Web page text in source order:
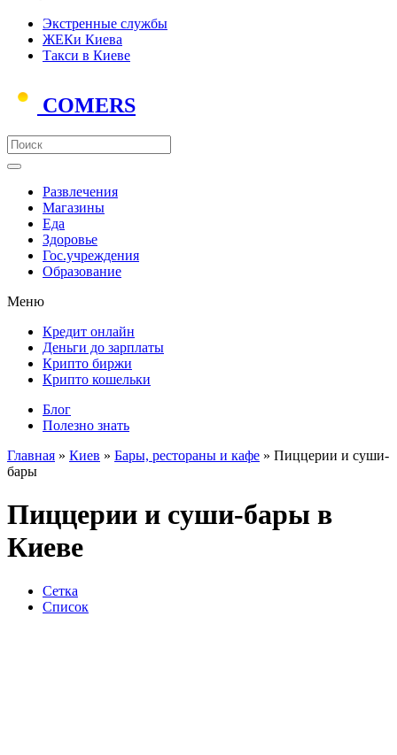
Экстренные службы
ЖЕКи Киева
Такси в Киеве
COMERS
Развлечения
Магазины
Еда
Здоровье
Гос.учреждения
Образование
Меню
Кредит онлайн
Деньги до зарплаты
Крипто биржи
Крипто кошельки
Блог
Полезно знать
Главная » Киев » Бары, рестораны и кафе » Пиццерии и суши-
бары
Пиццерии и суши-бары в
Киеве
Сетка
Список